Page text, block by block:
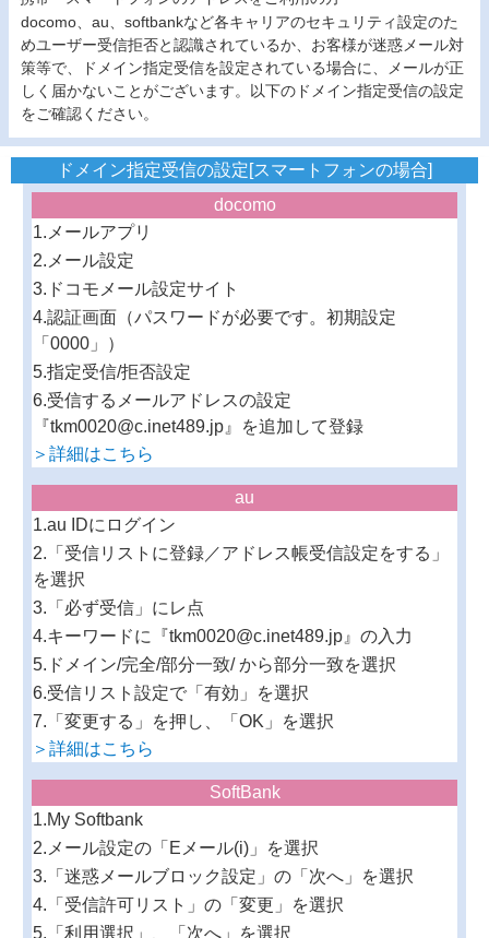
docomo、au、softbankなど各キャリアのセキュリティ設定のた
めユーザー受信拒否と認識されているか、お客様が迷惑メール対
策等で、ドメイン指定受信を設定されている場合に、メールが正
しく届かないことがございます。以下のドメイン指定受信の設定
をご確認ください。
ドメイン指定受信の設定[スマートフォンの場合]
docomo
1.メールアプリ
2.メール設定
3.ドコモメール設定サイト
4.認証画面（パスワードが必要です。初期設定
「0000」）
5.指定受信/拒否設定
6.受信するメールアドレスの設定
『tkm0020@c.inet489.jp』を追加して登録
＞詳細はこちら
au
1.au IDにログイン
2.「受信リストに登録／アドレス帳受信設定をする」
を選択
3.「必ず受信」にレ点
4.キーワードに『tkm0020@c.inet489.jp』の入力
5.ドメイン/完全/部分一致/ から部分一致を選択
6.受信リスト設定で「有効」を選択
7.「変更する」を押し、「OK」を選択
＞詳細はこちら
SoftBank
1.My Softbank
2.メール設定の「Eメール(i)」を選択
3.「迷惑メールブロック設定」の「次へ」を選択
4.「受信許可リスト」の「変更」を選択
5.「利用選択」、「次へ」を選択